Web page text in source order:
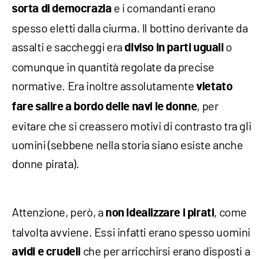
sorta di democrazia e i comandanti erano
spesso eletti dalla ciurma. Il bottino derivante da
assalti e saccheggi eradiviso in parti uguali o
comunque in quantità regolate da precise
normative. Era inoltre assolutamentevietato
fare salire a bordo delle navi le donne, per
evitare che si creassero motivi di contrasto tra gli
uomini (sebbene nella storia siano esiste anche
donne pirata).
Attenzione, però, a non idealizzare i pirati, come
talvolta avviene. Essi infatti erano spesso uomini
avidi e crudeli che per arricchirsi erano disposti a